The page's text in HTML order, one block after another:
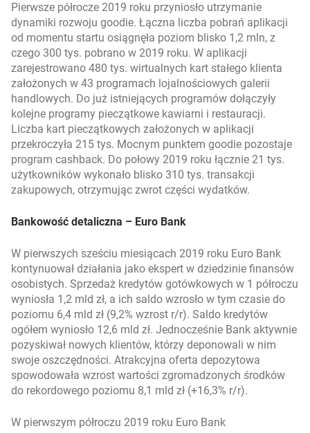
Pierwsze półrocze 2019 roku przyniosło utrzymanie
dynamiki rozwoju goodie. Łączna liczba pobrań aplikacji
od momentu startu osiągnęła poziom blisko 1,2 mln, z
czego 300 tys. pobrano w 2019 roku. W aplikacji
zarejestrowano 480 tys. wirtualnych kart stałego klienta
założonych w 43 programach lojalnościowych galerii
handlowych. Do już istniejących programów dołączyły
kolejne programy pieczątkowe kawiarni i restauracji.
Liczba kart pieczątkowych założonych w aplikacji
przekroczyła 215 tys. Mocnym punktem goodie pozostaje
program cashback. Do połowy 2019 roku łącznie 21 tys.
użytkowników wykonało blisko 310 tys. transakcji
zakupowych, otrzymując zwrot części wydatków.
Bankowość detaliczna – Euro Bank
W pierwszych sześciu miesiącach 2019 roku Euro Bank
kontynuował działania jako ekspert w dziedzinie finansów
osobistych. Sprzedaż kredytów gotówkowych w 1 półroczu
wyniosła 1,2 mld zł, a ich saldo wzrosło w tym czasie do
poziomu 6,4 mld zł (9,2% wzrost r/r). Saldo kredytów
ogółem wyniosło 12,6 mld zł. Jednocześnie Bank aktywnie
pozyskiwał nowych klientów, którzy deponowali w nim
swoje oszczędności. Atrakcyjna oferta depozytowa
spowodowała wzrost wartości zgromadzonych środków
do rekordowego poziomu 8,1 mld zł (+16,3% r/r).
W pierwszym półroczu 2019 roku Euro Bank